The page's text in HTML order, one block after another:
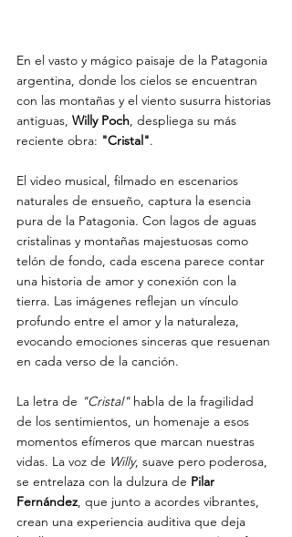
En el vasto y mágico paisaje de la Patagonia
argentina, donde los cielos se encuentran
con las montañas y el viento susurra historias
antiguas, Willy Poch, despliega su más
reciente obra: "Cristal".
El video musical, filmado en escenarios
naturales de ensueño, captura la esencia
pura de la Patagonia. Con lagos de aguas
cristalinas y montañas majestuosas como
telón de fondo, cada escena parece contar
una historia de amor y conexión con la
tierra. Las imágenes reflejan un vínculo
profundo entre el amor y la naturaleza,
evocando emociones sinceras que resuenan
en cada verso de la canción.
La letra de "Cristal" habla de la fragilidad
de los sentimientos, un homenaje a esos
momentos efímeros que marcan nuestras
vidas. La voz de Willy, suave pero poderosa,
se entrelaza con la dulzura de Pilar
Fernández, que junto a acordes vibrantes,
crean una experiencia auditiva que deja